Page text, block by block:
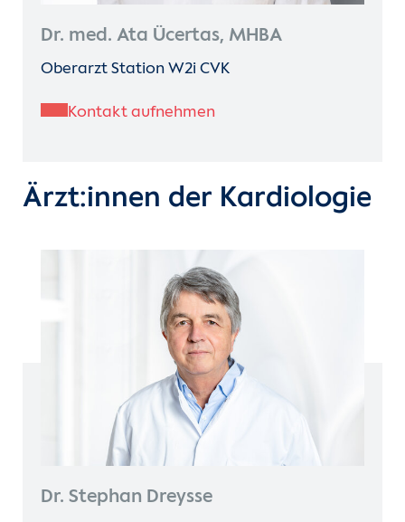
Dr. med. Ata Ücertas, MHBA
Oberarzt Station W2i CVK
Kontakt aufnehmen
Ärzt:innen der Kardiologie
Dr. Stephan Dreysse